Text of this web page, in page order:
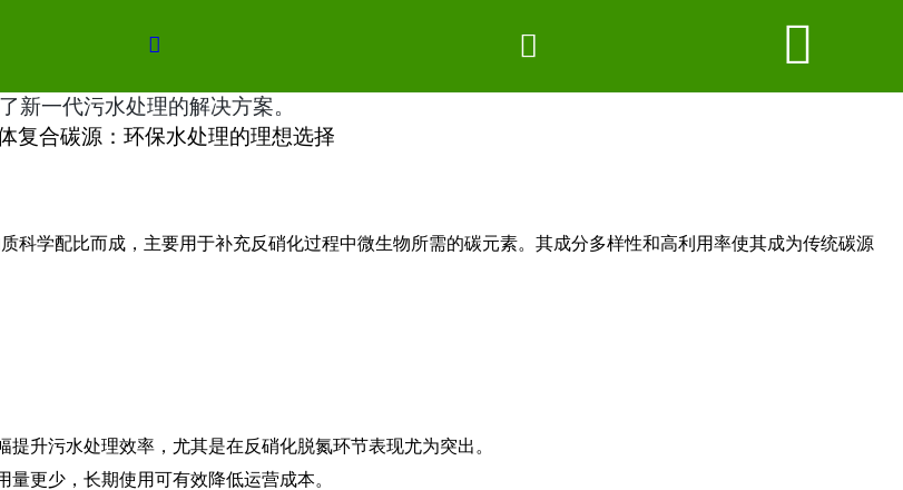
网站首页
2026世界杯官网

复合碳源：环保水处理的理想选择
 
新一代污水处理的解决方案。
科学配比而成，主要用于补充反硝化过程中微生物所需的碳元素。其成分多样性和高利用率使其成为传统碳源
升污水处理效率，尤其是在反硝化脱氮环节表现尤为突出。
更少，长期使用可有效降低运营成本。